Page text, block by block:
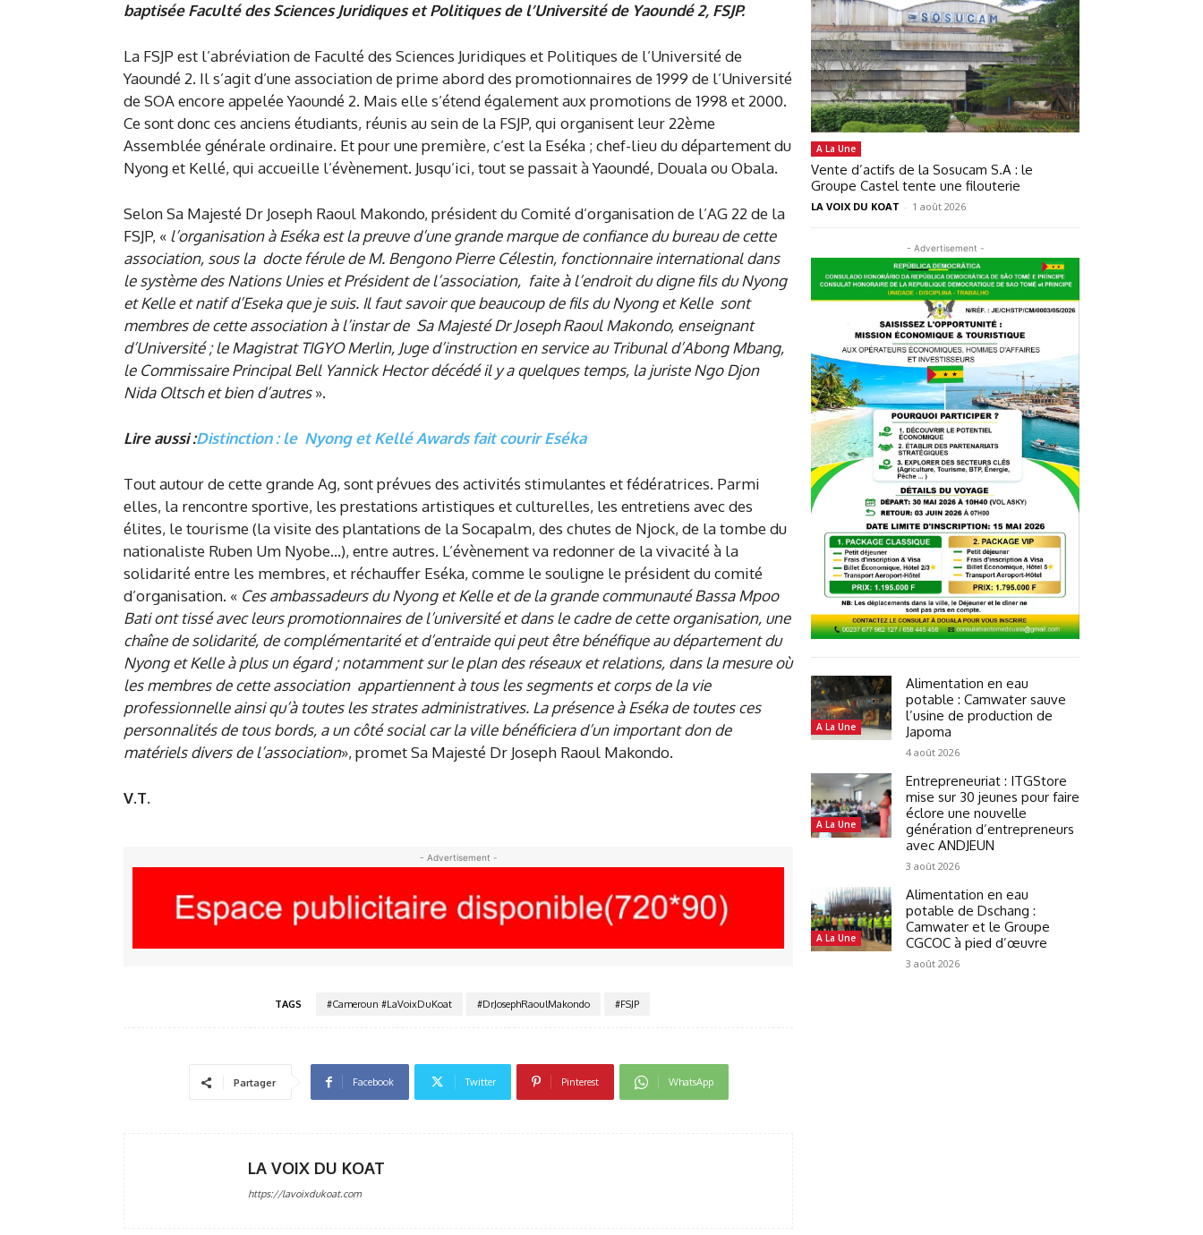
baptisée Faculté des Sciences Juridiques et Politiques de l’Université de Yaoundé 2, FSJP.
La FSJP est l’abréviation de Faculté des Sciences Juridiques et Politiques de l’Université de
Yaoundé 2. Il s’agit d’une association de prime abord des promotionnaires de 1999 de l’Université
de SOA encore appelée Yaoundé 2. Mais elle s’étend également aux promotions de 1998 et 2000.
Ce sont donc ces anciens étudiants, réunis au sein de la FSJP, qui organisent leur 22ème
Assemblée générale ordinaire. Et pour une première, c’est la Eséka ; chef-lieu du département du
Nyong et Kellé, qui accueille l’évènement. Jusqu’ici, tout se passait à Yaoundé, Douala ou Obala.
Selon Sa Majesté Dr Joseph Raoul Makondo, président du Comité d’organisation de l’AG 22 de la
FSJP, « l’organisation à Eséka est la preuve d’une grande marque de confiance du bureau de cette
association, sous la docte férule de M. Bengono Pierre Célestin, fonctionnaire international dans
le système des Nations Unies et Président de l’association, faite à l’endroit du digne fils du Nyong
et Kelle et natif d’Eseka que je suis. Il faut savoir que beaucoup de fils du Nyong et Kelle sont
membres de cette association à l’instar de Sa Majesté Dr Joseph Raoul Makondo, enseignant
d’Université ; le Magistrat TIGYO Merlin, Juge d’instruction en service au Tribunal d’Abong Mbang,
le Commissaire Principal Bell Yannick Hector décédé il y a quelques temps, la juriste Ngo Djon
Nida Oltsch et bien d’autres».
Lire aussi :Distinction : le Nyong et Kellé Awards fait courir Eséka
Tout autour de cette grande Ag, sont prévues des activités stimulantes et fédératrices. Parmi
elles, la rencontre sportive, les prestations artistiques et culturelles, les entretiens avec des
élites, le tourisme (la visite des plantations de la Socapalm, des chutes de Njock, de la tombe du
nationaliste Ruben Um Nyobe…), entre autres. L’évènement va redonner de la vivacité à la
solidarité entre les membres, et réchauffer Eséka, comme le souligne le président du comité
d’organisation. « Ces ambassadeurs du Nyong et Kelle et de la grande communauté Bassa Mpoo
Bati ont tissé avec leurs promotionnaires de l’université et dans le cadre de cette organisation, une
chaîne de solidarité, de complémentarité et d’entraide qui peut être bénéfique au département du
Nyong et Kelle à plus un égard ; notamment sur le plan des réseaux et relations, dans la mesure où
les membres de cette association appartiennent à tous les segments et corps de la vie
professionnelle ainsi qu’à toutes les strates administratives. La présence à Eséka de toutes ces
personnalités de tous bords, a un côté social car la ville bénéficiera d’un important don de
matériels divers de l’association», promet Sa Majesté Dr Joseph Raoul Makondo.
V.T.
- Advertisement -
TAGS #Cameroun #LaVoixDuKoat #DrJosephRaoulMakondo #FSJP
Partager Facebook Twitter Pinterest WhatsApp
LA VOIX DU KOAT
https://lavoixdukoat.com
A La Une
Vente d’actifs de la Sosucam S.A : le
Groupe Castel tente une filouterie
LA VOIX DU KOAT - 1 août 2026
- Advertisement -
A La Une
Alimentation en eau
potable : Camwater sauve
l’usine de production de
Japoma
4 août 2026
A La Une
Entrepreneuriat : ITGStore
mise sur 30 jeunes pour faire
éclore une nouvelle
génération d’entrepreneurs
avec ANDJEUN
3 août 2026
A La Une
Alimentation en eau
potable de Dschang :
Camwater et le Groupe
CGCOC à pied d’œuvre
3 août 2026